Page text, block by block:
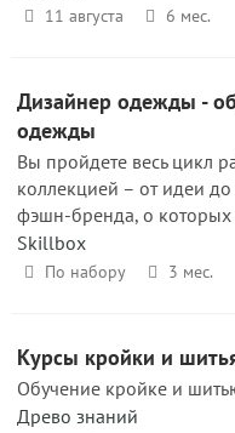
11 августа 6 мес.
Дизайнер одежды -
одежды
Вы пройдете весь цикл
коллекцией – от идеи
фэшн-бренда, о которых
Skillbox
По набору 3 мес.
Курсы кройки и
Обучение кройке и
Древо знаний